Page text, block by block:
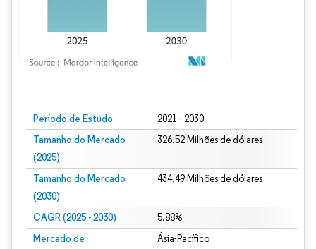
Período de Estudo 2021 - 2030
Tamanho do Mercado
(2025)
326.52 Milhões de dólares
Tamanho do Mercado
(2030)
434.49 Milhões de dólares
CAGR (2025 - 2030) 5.88%
Mercado de
Ásia-Pacífico